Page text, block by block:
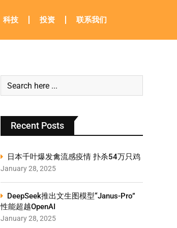
科技 投资 联系我们
Recent Posts
日本千叶爆发禽流感疫情 扑杀54万只鸡
January 28, 2025
DeepSeek推出文生图模型“Janus-Pro”
性能超越OpenAI
January 28, 2025